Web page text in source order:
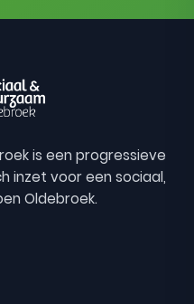
is een progressieve
inzet voor een sociaal,
Oldebroek.